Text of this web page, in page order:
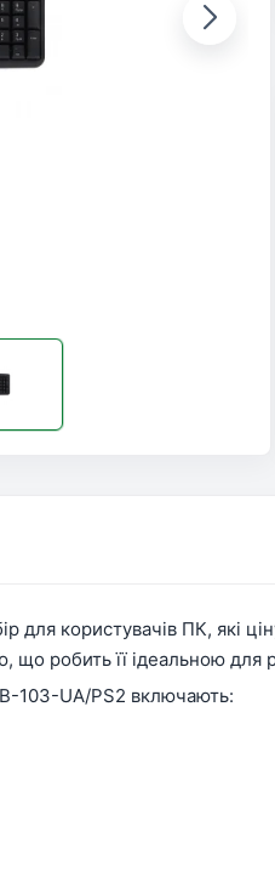
для користувачів ПК, які
що робить її ідеальною для
103-UA/PS2 включають: